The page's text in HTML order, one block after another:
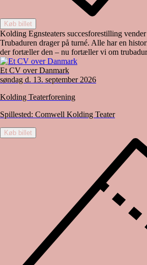
Køb billet
Kolding Egnsteaters succesforestilling
Trubaduren drager på turné. Alle har en
der fortæller den – nu fortæller vi om
Et CV over Danmark
søndag d. 13. september 2026
Kolding Teaterforening
Spillested: Comwell Kolding Teater
Køb billet